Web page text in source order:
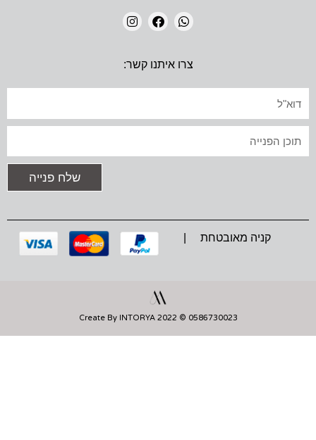
H
A
P
P
A
C
O
K
N
S
R
A
צרו איתנו קשר:
שלח פנייה
קניה מאובטחת |
0586730023 © 2022 Create By INTORYA